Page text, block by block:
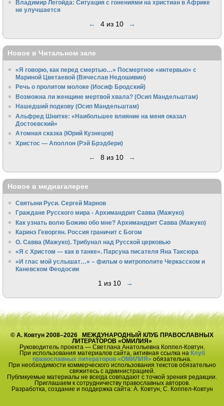
Владимир Легойда: Ситуация с гонениями на христиан в Африке
не улучшается
← 4 из 10 →
Новое в Читальном зале
«Я говорю, как перед смертью…» Посмертное «интервью» с
Мариной Цветаевой (Вячеслав Недошивин)
Речь о пролитом молоке (Иосиф Бродский)
Возможна ли женщине мертвой хвала? (Осип Мандельштам)
Нашедший подкову (Осип Мандельштам)
Альфред Шнитке: «Наибольшее влияние на меня оказал
Достоевский»
Атомная сказка (Юрий Кузнецов)
Христос — Аполлон (Рэй Брэдбери)
← 8 из 10 →
Новое в медиагалерее
Святыни Руси. Сергей Марнов
Граждане Русского мира - Архимандрит Савва (Мажуко)
Как узнать волю Божию обо мне? Архимандрит Савва (Мажуко)
Каринэ Геворгян. Россия граничит с Богом
О. Савва (Мажуко). Трибунал над Русской церковью
«Я с Христом — как в танке». Парсуна писателя Яна Таксюра
«И глас мой услышат…» – фильм о митрополите Черкасском и
Каневском Феодосии
1 из 10 →
© А. Ковтун 2008–2026 МЕЖДУНАРОДНЫЙ КЛУБ ПРАВОСЛАВНЫХ
ЛИТЕРАТОРОВ «ОМИЛИЯ»
Руководитель проекта — Светлана Анатольевна Коппел-Ковтун.
При использования материалов сайта, активная ссылка на Клуб
православных литераторов «ОМИЛИЯ» обязательна.
При необходимости коммерческого использования текстов обязательно
свяжитесь с администрацией.
Публикуемые материалы не всегда совпадают с точкой зрения редакции.
Приглашаем к сотрудничеству православных авторов.
Разработка, создание и поддержка сайта: А. Ковтун, С. Коппел-Ковтун